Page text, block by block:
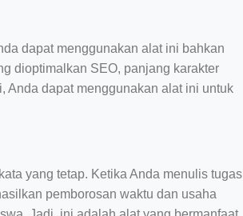
dapat menggunakan alat ini bahkan
dioptimalkan SEO, panjang karakter
Anda dapat menggunakan alat ini untuk
yang tetap. Ketika Anda menulis tugas
pemborosan waktu dan usaha